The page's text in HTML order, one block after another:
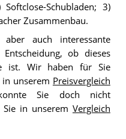
Schubladen; 3)
Zusammenbau.
aber auch interessante
ob dieses
ist. Wir haben für Sie
unserem Preisvergleich
Sie doch nicht
Sie in unserem Vergleich